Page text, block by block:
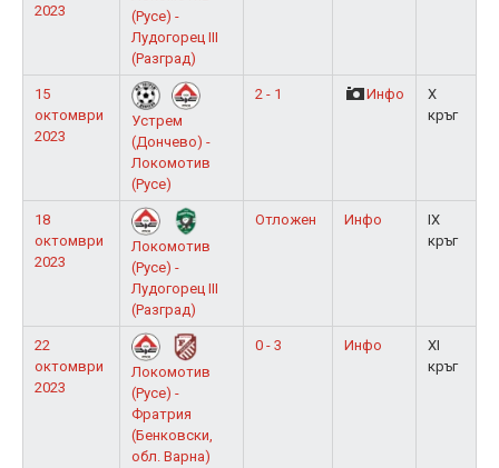
2023
(Русе) -
Лудогорец III
(Разград)
15
октомври
2023
Устрем
(Дончево) -
Локомотив
(Русе)
2 - 1 Инфо
X
кръг
18
октомври
2023
Локомотив
(Русе) -
Лудогорец III
(Разград)
Отложен Инфо
IX
кръг
22
октомври
2023
Локомотив
(Русе) -
Фратрия
(Бенковски,
обл. Варна)
0 - 3 Инфо
XI
кръг